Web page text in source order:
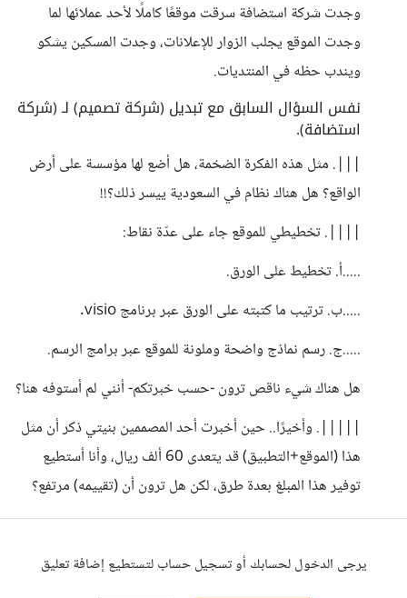
وجدت شركة استضافة سرقت موقعًا كاملًا لأحد عملائها لما
وجدت الموقع يجلب الزوار للإعلانات، وجدت المسكين يشكو
ويندب حظه في المنتديات.
نفس السؤال السابق مع تبديل (شركة تصميم) لـ (شركة
استضافة).
|||. مثل هذه الفكرة الضخمة، هل أضع لها مؤسسة على أرض
الواقع؟ هل هناك نظام في السعودية ييسر ذلك؟!!
||||. تخطيطي للموقع جاء على عدّة نقاط:
.....أ. تخطيط على الورق.
.....ب. ترتيب ما كتبته على الورق عبر برنامج visio.
.....ج. رسم نماذج واضحة وملونة للموقع عبر برامج الرسم.
هل هناك شيء ناقص ترون -حسب خبرتكم- أنني لم أستوفه هنا؟
|||||. وأخيرًا.. حين أخبرت أحد المصممين بنيتي ذكر أن مثل
هذا (الموقع+التطبيق) قد يتعدى 60 ألف ريال، وأنا أستطيع
توفير هذا المبلغ بعدة طرق، لكن هل ترون أن (تقييمه) مرتفع؟
يرجى الدخول لحسابك أو تسجيل حساب لتستطيع إضافة تعليق